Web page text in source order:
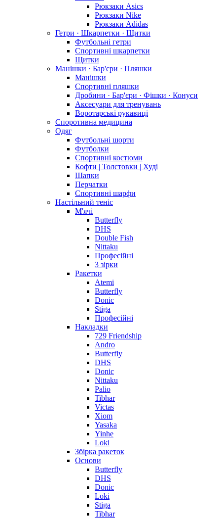
Рюкзаки Asics
Рюкзаки Nike
Рюкзаки Adidas
Гетри · Шкарпетки · Щитки
Футбольні гетри
Спортивні шкарпетки
Щитки
Манішки · Бар'єри · Пляшки
Манішки
Спортивні пляшки
Дробини · Бар'єри · Фішки · Конуси
Аксесуари для тренувань
Воротарські рукавиці
Споротивна медицина
Одяг
Футбольні шорти
Футболки
Спортивні костюми
Кофти | Толстовки | Худі
Шапки
Перчатки
Спортивні шарфи
Настільний теніс
М'ячі
Butterfly
DHS
Double Fish
Nittaku
Професійні
3 зірки
Ракетки
Atemi
Butterfly
Donic
Stiga
Професійні
Накладки
729 Friendship
Andro
Butterfly
DHS
Donic
Nittaku
Palio
Tibhar
Victas
Xiom
Yasaka
Yinhe
Loki
Збірка ракеток
Основи
Butterfly
DHS
Donic
Loki
Stiga
Tibhar